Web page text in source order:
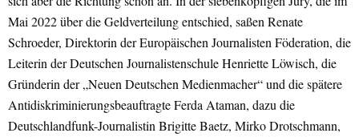
Mai 2022 über die Geldverteilung entschied, saßen Renate
Schroeder, Direktorin der Europäischen Journalisten Föderation, die
Leiterin der Deutschen Journalistenschule Henriette Löwisch, die
Gründerin der „Neuen Deutschen Medienmacher“ und die spätere
Antidiskriminierungsbeauftragte Ferda Ataman, dazu die
Deutschlandfunk-Journalistin Brigitte Baetz, Mirko Drotschmann,